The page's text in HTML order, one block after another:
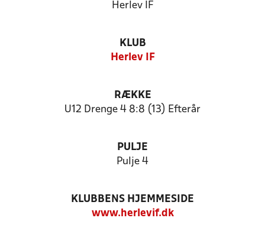
Herlev IF
KLUB
Herlev IF
RÆKKE
U12 Drenge 4 8:8 (13) Efterår
PULJE
Pulje 4
KLUBBENS HJEMMESIDE
www.herlevif.dk